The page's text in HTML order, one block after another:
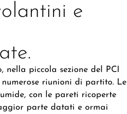
e
nella piccola sezione del PCI
riunioni di partito. Le
con le pareti ricoperte
parte datati e ormai